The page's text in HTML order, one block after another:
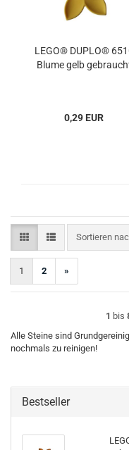
LEGO® DUPLO®
Blume gelb
0,29 EUR
Sortieren
Sortieren
1 2 »
1 bis
Alle Steine sind
nochmals zu reinigen!
Bestseller